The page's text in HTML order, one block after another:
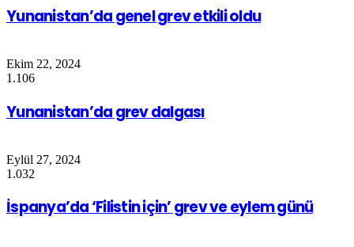
Yunanistan’da genel grev etkili oldu
Ekim 22, 2024
1.106
Yunanistan’da grev dalgası
Eylül 27, 2024
1.032
İspanya’da ‘Filistin için’ grev ve eylem günü